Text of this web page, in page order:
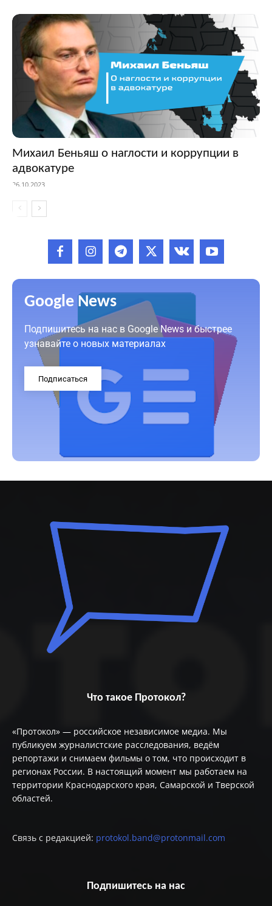
Михаил Беньяш о наглости и коррупции в
адвокатуре
26.10.2023
Google News
Подпишитесь на нас в Google News и быстрее
узнавайте о новых материалах
Подписаться
Что такое Протокол?
«Протокол» — российское независимое медиа. Мы
публикуем журналистские расследования, ведём
репортажи и снимаем фильмы о том, что происходит в
регионах России. В настоящий момент мы работаем на
территории Краснодарского края, Самарской и Тверской
областей.
Связь с редакцией: protokol.band@protonmail.com
Подпишитесь на нас